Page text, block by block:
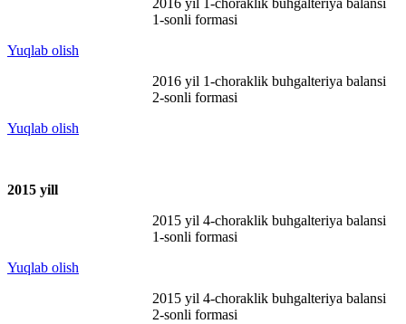
2016 yil 1-choraklik buhgalteriya balansi
1-sonli formasi
Yuqlab olish
2016 yil 1-choraklik buhgalteriya balansi
2-sonli formasi
Yuqlab olish
2015 yill
2015 yil 4-choraklik buhgalteriya balansi
1-sonli formasi
Yuqlab olish
2015 yil 4-choraklik buhgalteriya balansi
2-sonli formasi